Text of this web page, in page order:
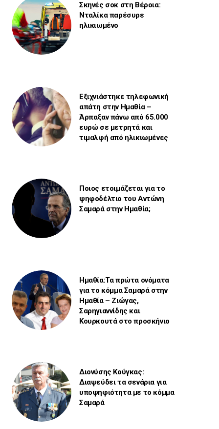
Σκηνές σοκ στη Βέροια:
Νταλίκα παρέσυρε
ηλικιωμένο
Εξιχνιάστηκε τηλεφωνική
απάτη στην Ημαθία –
Άρπαξαν πάνω από 65.000
ευρώ σε μετρητά και
τιμαλφή από ηλικιωμένες
Ποιος ετοιμάζεται για το
ψηφοδέλτιο του Αντώνη
Σαμαρά στην Ημαθία;
Ημαθία:Τα πρώτα ονόματα
για το κόμμα Σαμαρά στην
Ημαθία – Ζιώγας,
Σαρηγιαννίδης και
Κουρκουτά στο προσκήνιο
Διονύσης Κούγκας:
Διαψεύδει τα σενάρια για
υποψηφιότητα με το κόμμα
Σαμαρά